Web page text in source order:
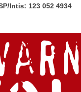
Intis: 123 052 4934